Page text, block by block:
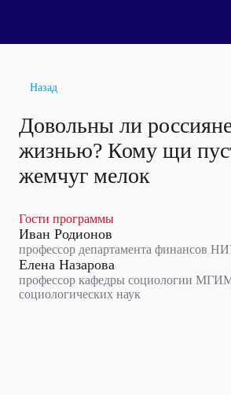
Назад
Довольны ли
жизнью? Кому щи
жемчуг мелок
Гости программы
Иван Родионов
профессор департамента финансов
Елена Назарова
профессор кафедры социологии
социологических наук